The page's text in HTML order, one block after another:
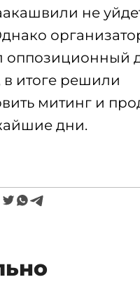
не
оппозиционный
в итоге решили
митинг и
дни.